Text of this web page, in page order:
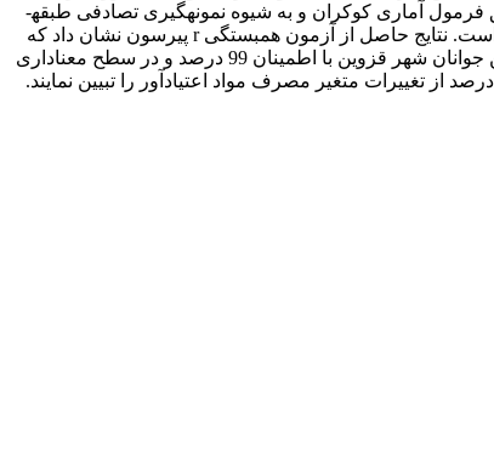
تحریر درآمده است. روش تحقیق پژوهش، از نوع پیمایشی است و جامعه آماری شامل کلیه جوانان شهر قزوین می­باشد که 384 نفر از آنان از طریق فرمول آماری کوکران و به شیوه نمونه­گیری تصادفی طبقه­
ای جهت گردآوری داده­ها انتخاب شدند. ابزار گرداوری اطلاعات پرسشنامه و نرم­افزار مورد نیاز جهت تجزیه و تحلیل آماری، نرم افزار SPSS بوده است. نتایج حاصل از آزمون همبستگی r پیرسون نشان داد که
رابطه سرمایه اجتماعی با تمامی مؤلفه­های مصرف مواد اعتیاد آور شامل مصرف سیگار، مصرف قلیان، مصرف مشروب و مصرف سیگار در بین جوانان شهر قزوین با اطمینان 99 درصد و در سطح معناداری